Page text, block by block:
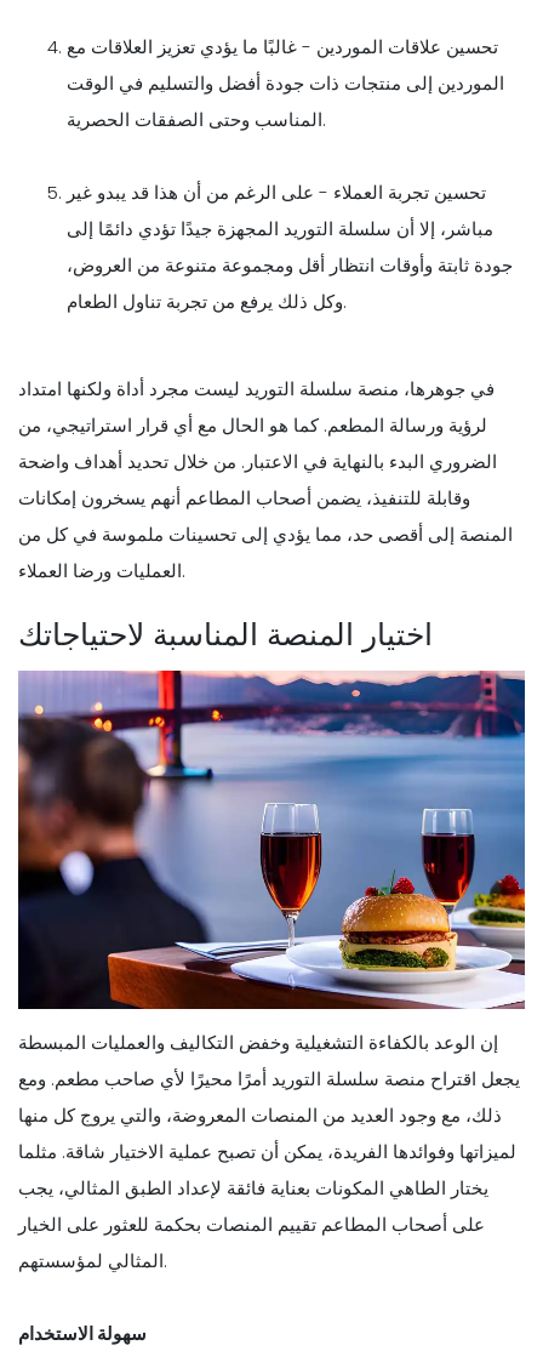
تحسين علاقات الموردين - غالبًا ما يؤدي تعزيز العلاقات مع
الموردين إلى منتجات ذات جودة أفضل والتسليم في الوقت
المناسب وحتى الصفقات الحصرية.
تحسين تجربة العملاء - على الرغم من أن هذا قد يبدو غير
مباشر، إلا أن سلسلة التوريد المجهزة جيدًا تؤدي دائمًا إلى
جودة ثابتة وأوقات انتظار أقل ومجموعة متنوعة من العروض،
وكل ذلك يرفع من تجربة تناول الطعام.
في جوهرها، منصة سلسلة التوريد ليست مجرد أداة ولكنها امتداد
لرؤية ورسالة المطعم. كما هو الحال مع أي قرار استراتيجي، من
الضروري البدء بالنهاية في الاعتبار. من خلال تحديد أهداف واضحة
وقابلة للتنفيذ، يضمن أصحاب المطاعم أنهم يسخرون إمكانات
المنصة إلى أقصى حد، مما يؤدي إلى تحسينات ملموسة في كل من
العمليات ورضا العملاء.
اختيار المنصة المناسبة لاحتياجاتك
إن الوعد بالكفاءة التشغيلية وخفض التكاليف والعمليات المبسطة
يجعل اقتراح منصة سلسلة التوريد أمرًا محيرًا لأي صاحب مطعم. ومع
ذلك، مع وجود العديد من المنصات المعروضة، والتي يروج كل منها
لميزاتها وفوائدها الفريدة، يمكن أن تصبح عملية الاختيار شاقة. مثلما
يختار الطاهي المكونات بعناية فائقة لإعداد الطبق المثالي، يجب
على أصحاب المطاعم تقييم المنصات بحكمة للعثور على الخيار
المثالي لمؤسستهم.
سهولة الاستخدام